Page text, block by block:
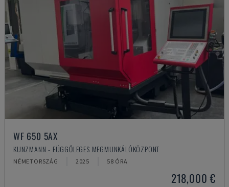
WF 650 5AX
KUNZMANN - FÜGGŐLEGES MEGMUNKÁLÓKÖZPONT
NÉMETORSZÁG 2025 58 ÓRA
218,000 €